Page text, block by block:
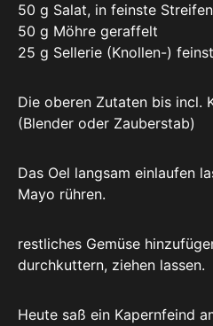
50 g Salat, in feinste
50 g Möhre geraffelt
25 g Sellerie (Knollen-)
Die oberen Zutaten bis incl.
(Blender oder Zauberstab)
Das Oel langsam einlaufen
Mayo rühren.
restliches Gemüse
durchkuttern, ziehen lassen.
Heute saß ein Kapernfeind